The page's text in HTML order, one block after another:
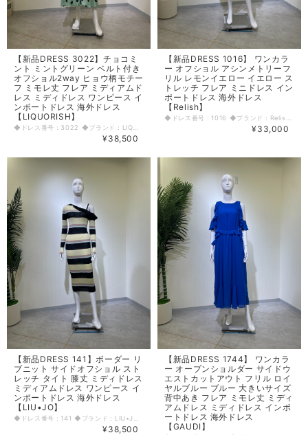
【新品DRESS 3022】チョコミ
ント ミントグリーン ベルト付き
オフショル2way ヒョウ柄モチー
フ ミモレ丈 フレア ミディアムド
レス ミディドレス ワンピース イ
ンポートドレス 海外ドレス
【LIQUORISH】
¥38,500
【新品DRESS 1016】 ワンカラ
ー オフショル アシンメトリーフ
リル レモンイエロー イエロー ス
トレッチ フレア ミニドレス イン
ポートドレス 海外ドレス
【Relish】
¥33,000
【新品DRESS 141】ボーダー リ
ブニット サイドオフショル スト
レッチ タイト 膝丈 ミディドレス
ミディアムドレス ワンピース イ
ンポートドレス 海外ドレス
【LIU•JO】
¥38,500
【新品DRESS 1744】 ワンカラ
ー オープンショルダー サイドウ
エストカットアウト フリル ロイ
ヤルブルー ブルー 大きいサイズ
背中あき フレア ミモレ丈 ミディ
アムドレス ミディドレス インポ
ートドレス 海外ドレス
【GAUDI】